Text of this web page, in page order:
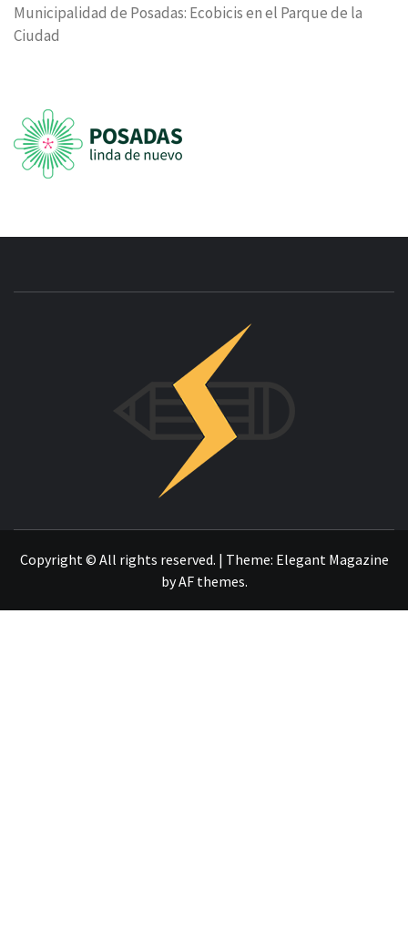
Municipalidad de Posadas: Ecobicis en el Parque de la
Ciudad
Copyright © All rights reserved. | Theme: Elegant Magazine
byAF themes.